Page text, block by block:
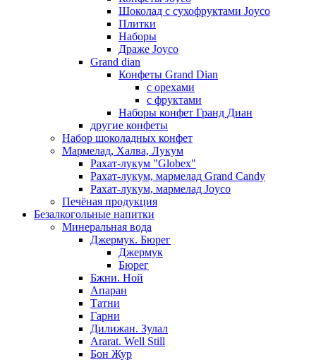
Шоколад с сухофруктами Joyco
Плитки
Наборы
Драже Joyco
Grand dian
Конфеты Grand Dian
с орехами
с фруктами
Наборы конфет Гранд Диан
другие конфеты
Набор шоколадных конфет
Мармелад, Халва, Лукум
Рахат-лукум "Globex"
Рахат-лукум, мармелад Grand Candy
Рахат-лукум, мармелад Joyco
Печёная продукция
Безалкогольные напитки
Минеральная вода
Джермук. Бюрег
Джермук
Бюрег
Бжни. Ной
Апаран
Татни
Гарни
Дилижан. Зулал
Ararat. Well Still
Бон Жур